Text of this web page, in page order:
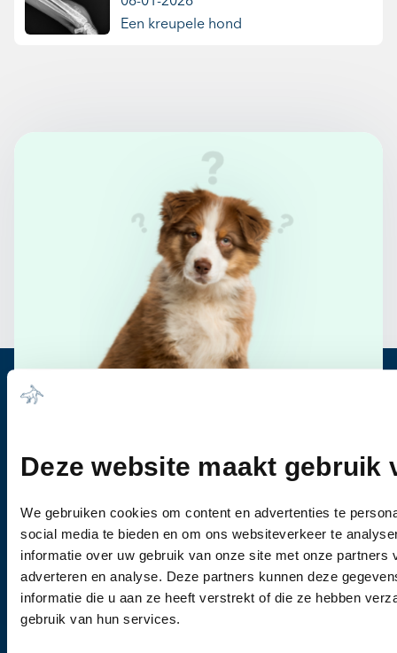
Deze website maakt gebruik
We gebruiken cookies om content en advertenties te
social media te bieden en om ons websiteverkeer te
informatie over uw gebruik van onze site met onze partners
adverteren en analyse. Deze partners kunnen deze
informatie die u aan ze heeft verstrekt of die ze hebben
gebruik van hun services.
Een kreupele hond
Heb je vragen?
Wanneer u vragen heeft of een afspraak wil
opnemen.